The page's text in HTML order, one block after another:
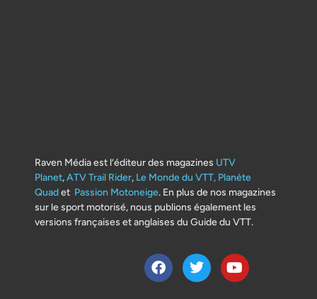
Raven Média est l’éditeur des magazines UTV
Planet,ATV Trail Rider, Le Monde du VTT, Planète
Quadet Passion Motoneige. En plus de nos magazines
sur le sport motorisé, nous publions également les
versions françaises et anglaises du Guide du VTT.